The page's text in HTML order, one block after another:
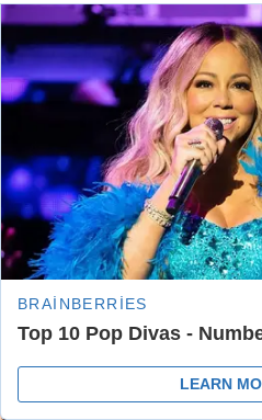
Henüz yorum yapılmamış. İlk
siz yapabilirsiniz.
Benzer Konular